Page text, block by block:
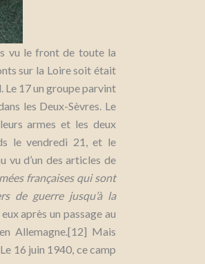
vu le front de toute la
sur la Loire soit était
Le 17 un groupe parvint
les Deux-Sèvres. Le
armes et les deux
le vendredi 21, et le
vu d’un des articles de
françaises qui sont
de guerre jusqu’à la
après un passage au
Allemagne.[12] Mais
16 juin 1940, ce camp